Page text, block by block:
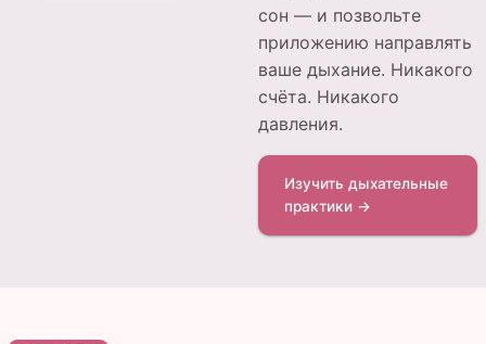
сон — и позвольте
приложению направлять
ваше дыхание. Никакого
счёта. Никакого
давления.
Изучить дыхательные
практики →